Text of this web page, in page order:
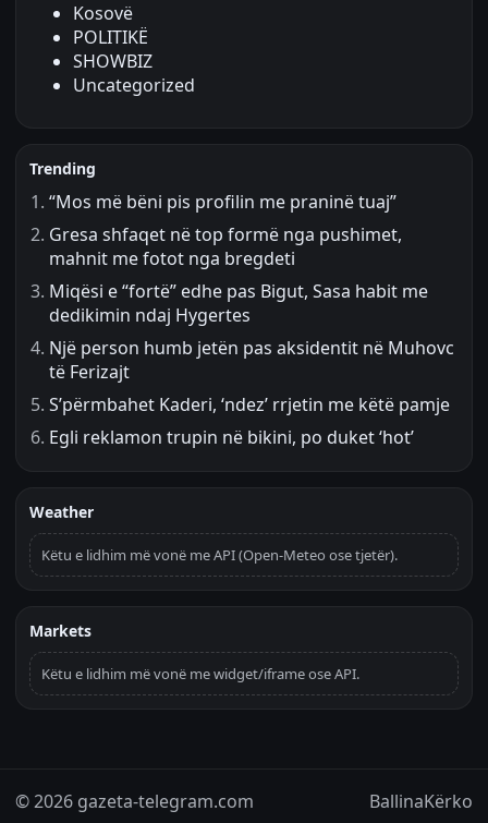
Kosovë
POLITIKË
SHOWBIZ
Uncategorized
Trending
“Mos më bëni pis profilin me praninë tuaj”
Gresa shfaqet në top formë nga pushimet,
mahnit me fotot nga bregdeti
Miqësi e “fortë” edhe pas Bigut, Sasa habit me
dedikimin ndaj Hygertes
Një person humb jetën pas aksidentit në Muhovc
të Ferizajt
S’përmbahet Kaderi, ‘ndez’ rrjetin me këtë pamje
Egli reklamon trupin në bikini, po duket ‘hot’
Weather
Këtu e lidhim më vonë me API (Open-Meteo ose tjetër).
Markets
Këtu e lidhim më vonë me widget/iframe ose API.
© 2026 gazeta-telegram.com BallinaKërko